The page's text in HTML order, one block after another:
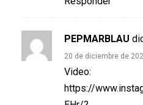
PEPMARBLAU
20 de diciembre de
Video:
https://